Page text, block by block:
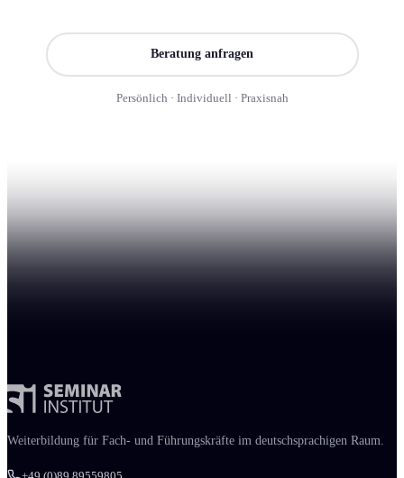
Beratung anfragen
Persönlich · Individuell · Praxisnah
Weiter­bildung für Fach- und Führungs­kräfte im deutschsprachigen Raum.